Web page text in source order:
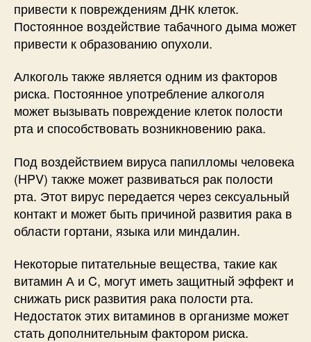
привести к повреждениям ДНК клеток.
Постоянное воздействие табачного дыма может
привести к образованию опухоли.
Алкоголь также является одним из факторов
риска. Постоянное употребление алкоголя
может вызывать повреждение клеток полости
рта и способствовать возникновению рака.
Под воздействием вируса папилломы человека
(HPV) также может развиваться рак полости
рта. Этот вирус передается через сексуальный
контакт и может быть причиной развития рака в
области гортани, языка или миндалин.
Некоторые питательные вещества, такие как
витамин А и C, могут иметь защитный эффект и
снижать риск развития рака полости рта.
Недостаток этих витаминов в организме может
стать дополнительным фактором риска.